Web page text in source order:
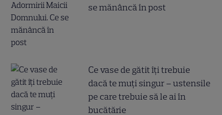
se mănâncă în post
Ce vase de gătit îți trebuie
dacă te muți singur – ustensile
pe care trebuie să le ai în
bucătărie